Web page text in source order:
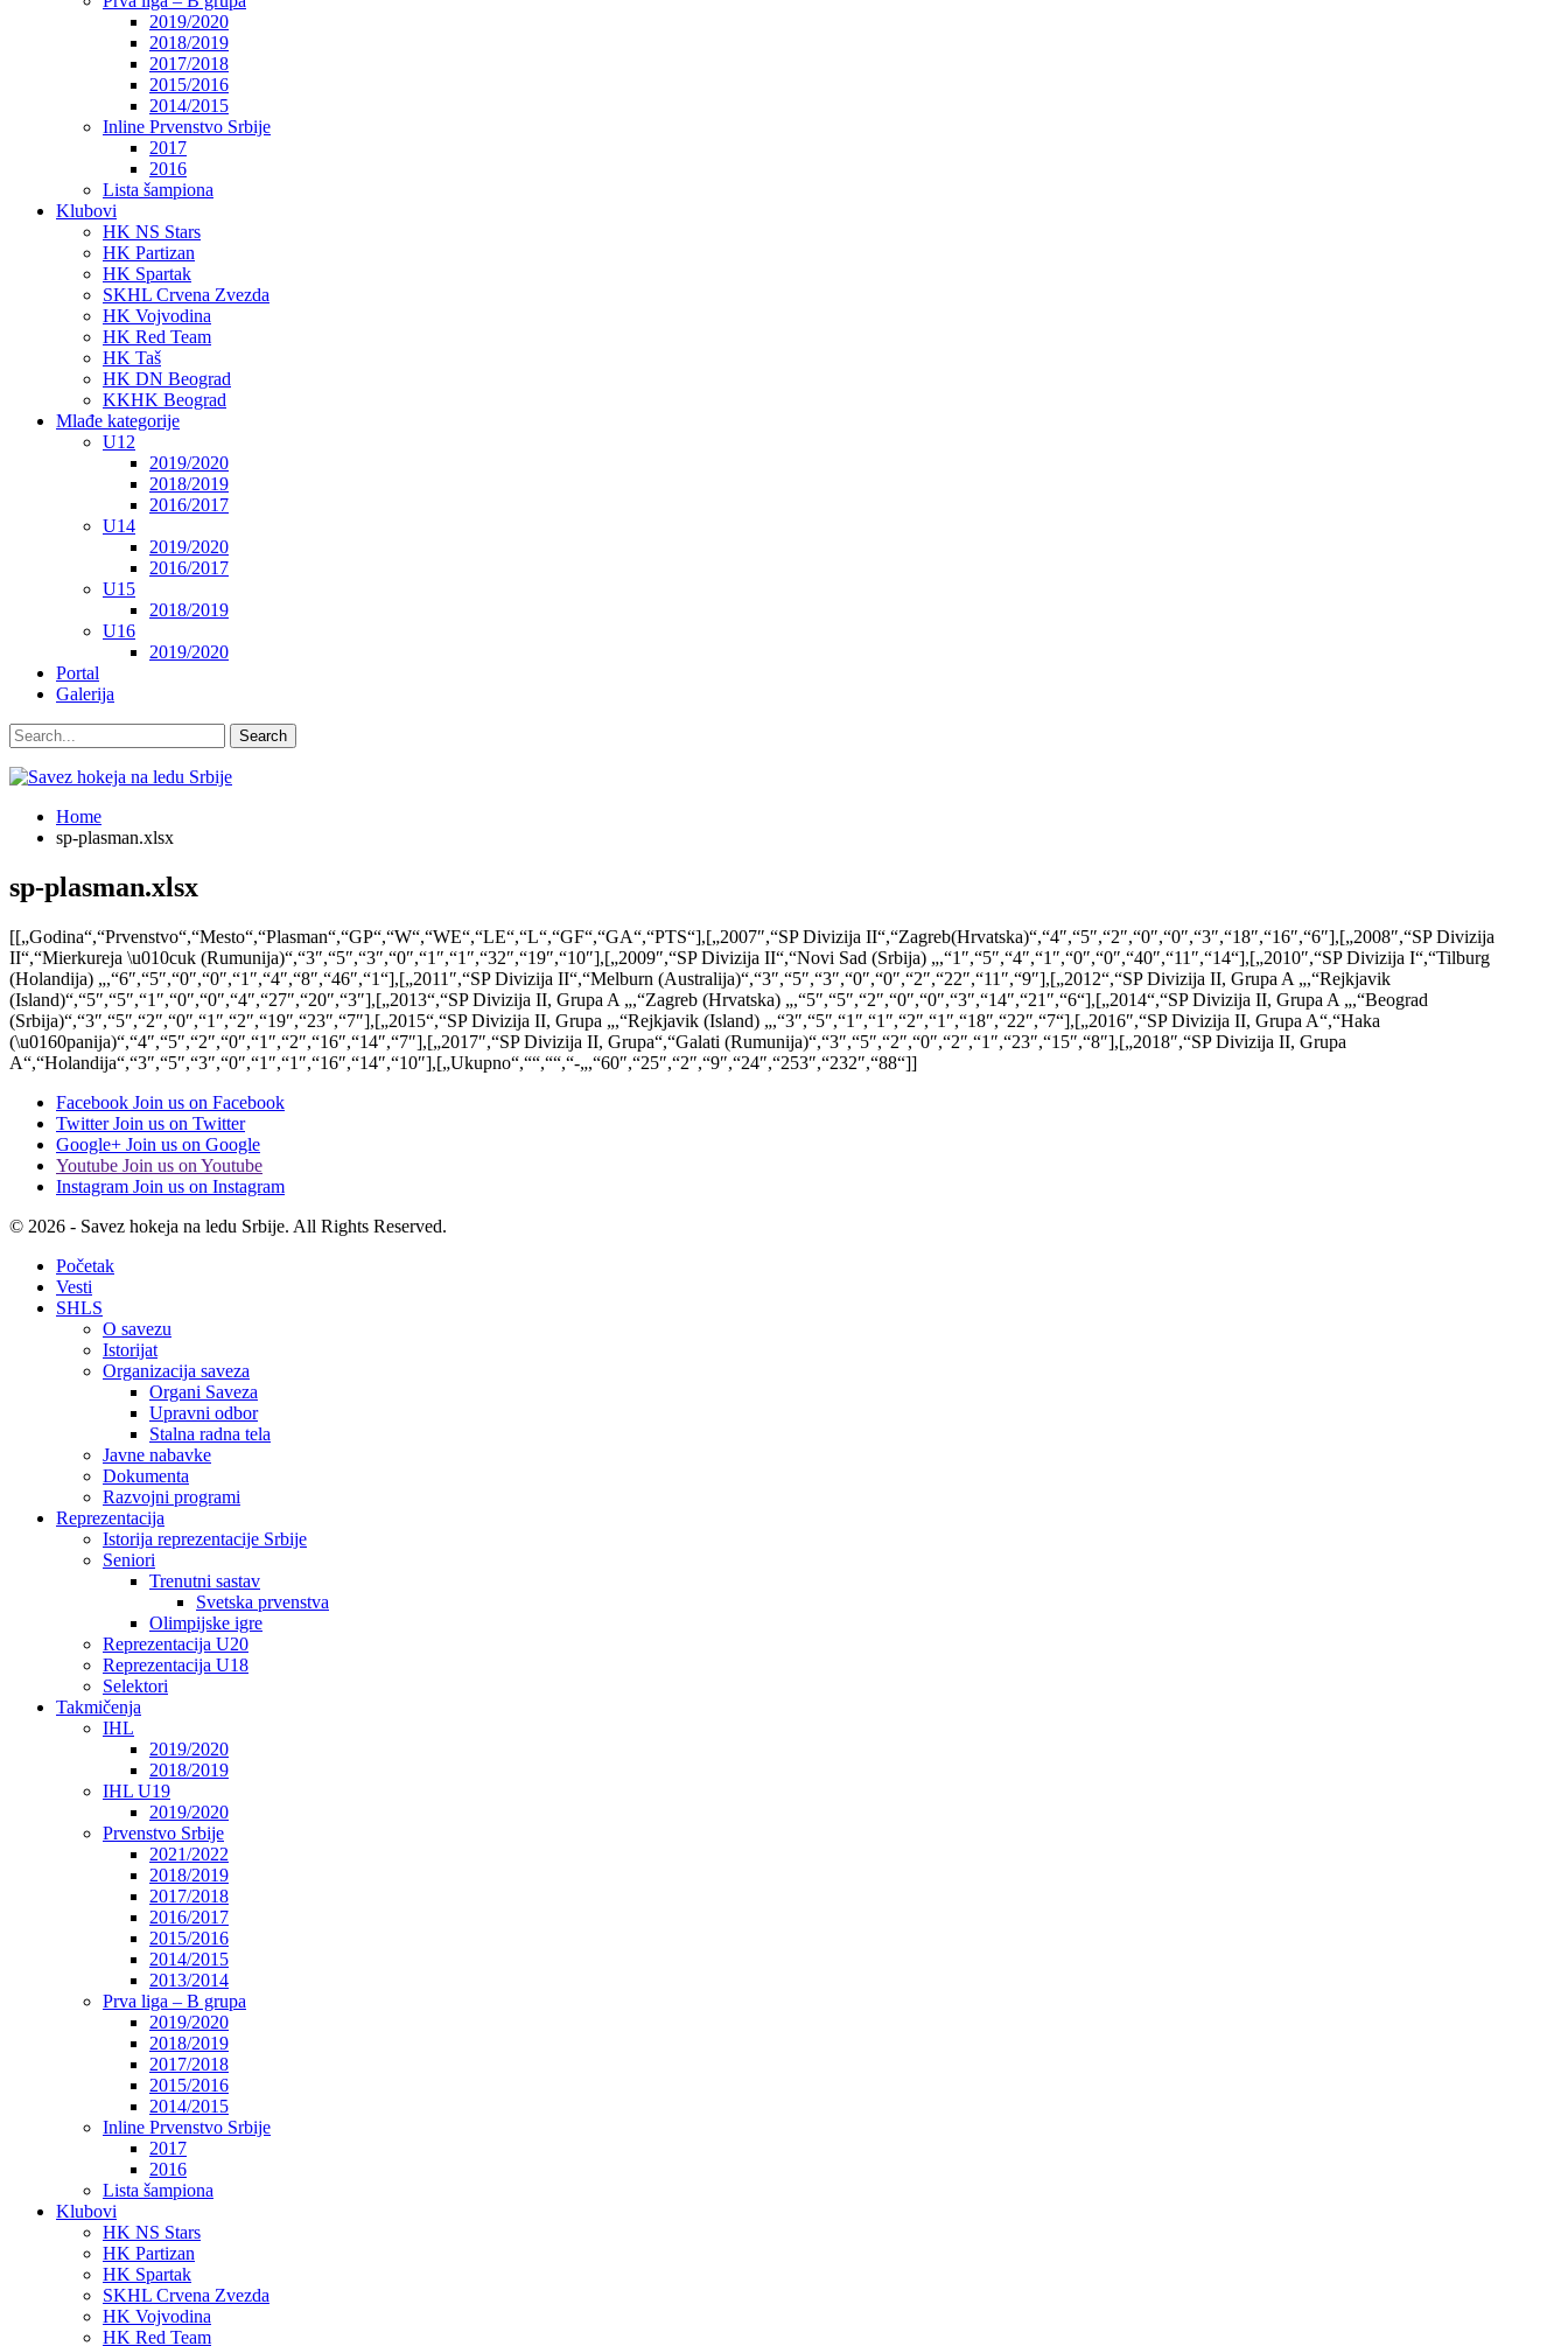
2019/2020
2018/2019
2017/2018
2015/2016
2014/2015
Inline Prvenstvo Srbije
2017
2016
Lista šampiona
Klubovi
HK NS Stars
HK Partizan
HK Spartak
SKHL Crvena Zvezda
HK Vojvodina
HK Red Team
HK Taš
HK DN Beograd
KKHK Beograd
Mlađe kategorije
U12
2019/2020
2018/2019
2016/2017
U14
2019/2020
2016/2017
U15
2018/2019
U16
2019/2020
Portal
Galerija
Home
sp-plasman.xlsx
sp-plasman.xlsx
[[„Godina“,“Prvenstvo“,“Mesto“,“Plasman“,“GP“,“W“,“WE“,“LE“,“L“,“GF“,“GA“,“PTS“],[„2007″,“SP Divizija II“,“Zagreb(Hrvatska)“,“4″,“5″,“2″,“0″,“0″,“3″,“18″,“16″,“6″],[„2008″,“SP Divizija
II“,“Mierkureja \u010cuk (Rumunija)“,“3″,“5″,“3″,“0″,“1″,“1″,“32″,“19″,“10″],[„2009″,“SP Divizija II“,“Novi Sad (Srbija) „,“1″,“5″,“4″,“1″,“0″,“0″,“40″,“11″,“14“],[„2010″,“SP Divizija I“,“Tilburg
(Holandija) „,“6″,“5″,“0″,“0″,“1″,“4″,“8″,“46″,“1“],[„2011″,“SP Divizija II“,“Melburn (Australija)“,“3″,“5″,“3″,“0″,“0″,“2″,“22″,“11″,“9″],[„2012“,“SP Divizija II, Grupa A „,“Rejkjavik
(Island)“,“5″,“5″,“1″,“0″,“0″,“4″,“27″,“20″,“3″],[„2013“,“SP Divizija II, Grupa A „,“Zagreb (Hrvatska) „,“5″,“5″,“2″,“0″,“0″,“3″,“14″,“21″,“6“],[„2014“,“SP Divizija II, Grupa A „,“Beograd
(Srbija)“,“3″,“5″,“2″,“0″,“1″,“2″,“19″,“23″,“7″],[„2015“,“SP Divizija II, Grupa „,“Rejkjavik (Island) „,“3″,“5″,“1″,“1″,“2″,“1″,“18″,“22″,“7“],[„2016″,“SP Divizija II, Grupa A“,“Haka
(\u0160panija)“,“4″,“5″,“2″,“0″,“1″,“2″,“16″,“14″,“7″],[„2017″,“SP Divizija II, Grupa“,“Galati (Rumunija)“,“3″,“5″,“2″,“0″,“2″,“1″,“23″,“15″,“8″],[„2018″,“SP Divizija II, Grupa
A“,“Holandija“,“3″,“5″,“3″,“0″,“1″,“1″,“16″,“14″,“10″],[„Ukupno“,““,““,“-„,“60″,“25″,“2″,“9″,“24″,“253″,“232″,“88“]]
Facebook Join us on Facebook
Twitter Join us on Twitter
Google+ Join us on Google
Youtube Join us on Youtube
Instagram Join us on Instagram
© 2026 - Savez hokeja na ledu Srbije. All Rights Reserved.
Početak
Vesti
SHLS
O savezu
Istorijat
Organizacija saveza
Organi Saveza
Upravni odbor
Stalna radna tela
Javne nabavke
Dokumenta
Razvojni programi
Reprezentacija
Istorija reprezentacije Srbije
Seniori
Trenutni sastav
Svetska prvenstva
Olimpijske igre
Reprezentacija U20
Reprezentacija U18
Selektori
Takmičenja
IHL
2019/2020
2018/2019
IHL U19
2019/2020
Prvenstvo Srbije
2021/2022
2018/2019
2017/2018
2016/2017
2015/2016
2014/2015
2013/2014
Prva liga – B grupa
2019/2020
2018/2019
2017/2018
2015/2016
2014/2015
Inline Prvenstvo Srbije
2017
2016
Lista šampiona
Klubovi
HK NS Stars
HK Partizan
HK Spartak
SKHL Crvena Zvezda
HK Vojvodina
HK Red Team